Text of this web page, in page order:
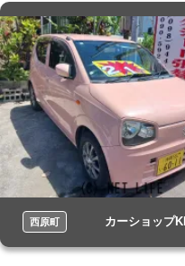
西原町 カーショップKII